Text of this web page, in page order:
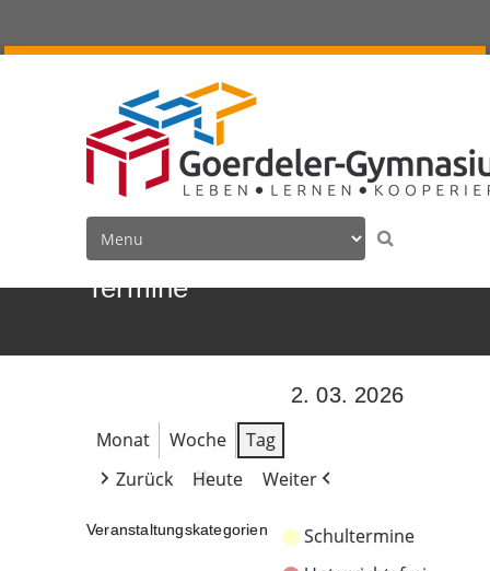
Termine
2. 03. 2026
Monat
Woche
Tag
Zurück
Heute Weiter
Veranstaltungskategorien
Schultermine